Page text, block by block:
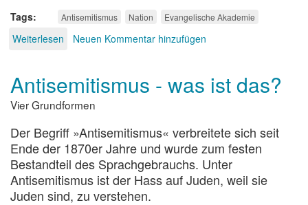
Tags Antisemitismus Nation Evangelische Akademie
Weiterlesen über
Protestantismus
Neuen Kommentar hinzufügen
Antisemitismus - was ist das?
Vier Grundformen
Der Begriff »Antisemitismus« verbreitete sich seit
Ende der 1870er Jahre und wurde zum festen
Bestandteil des Sprachgebrauchs. Unter
Antisemitismus ist der Hass auf Juden, weil sie
Juden sind, zu verstehen.